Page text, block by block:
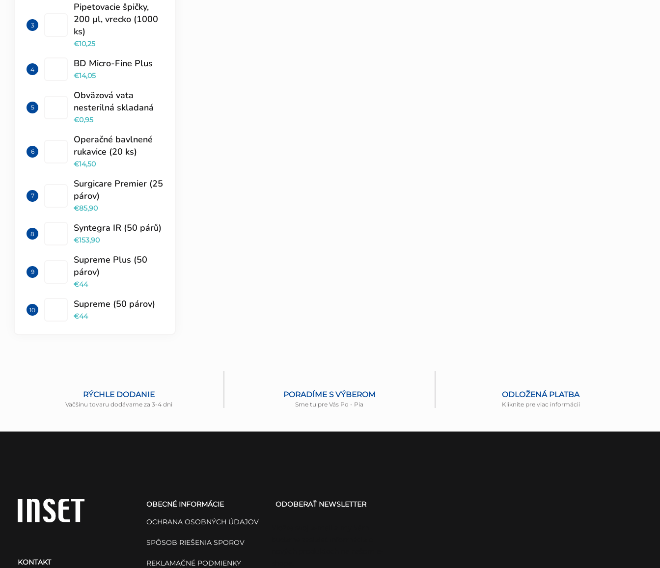
Pipetovacie špičky,
200 µl, vrecko (1000
ks)
€10,25
BD Micro-Fine Plus
€14,05
Obväzová vata
nesterilná skladaná
€0,95
Operačné bavlnené
rukavice (20 ks)
€14,50
Surgicare Premier (25
párov)
€85,90
Syntegra IR (50 párů)
€153,90
Supreme Plus (50
párov)
€44
Supreme (50 párov)
€44
RÝCHLE DODANIE
Väčšinu tovaru dodávame za 3-4 dni
PORADÍME S VÝBEROM
Sme tu pre Vás Po - Pia
ODLOŽENÁ PLATBA
Kliknite pre viac informácií
KONTAKT
OBECNÉ INFORMÁCIE
OCHRANA OSOBNÝCH ÚDAJOV
SPÔSOB RIEŠENIA SPOROV
REKLAMAČNÉ PODMIENKY
ODOBERAŤ NEWSLETTER